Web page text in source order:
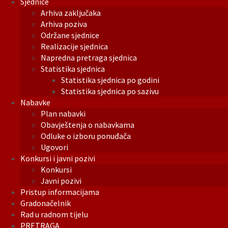
Arhiva zaključaka
Arhiva poziva
Održane sjednice
Realizacije sjednica
Napredna pretraga sjednica
Statistika sjednica
Statistika sjednica po godini
Statistika sjednica po sazivu
Nabavke
Plan nabavki
Obavještenja o nabavkama
Odluke o izboru ponuđača
Ugovori
Konkursi i javni pozivi
Konkursi
Javni pozivi
Pristup informacijama
Gradonačelnik
Rad u radnom tijelu
PRETRAGA